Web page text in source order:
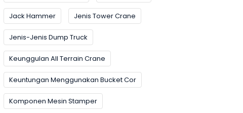
Jack Hammer Jenis Tower Crane
Jenis-Jenis Dump Truck
Keunggulan All Terrain Crane
Keuntungan Menggunakan Bucket Cor
Komponen Mesin Stamper